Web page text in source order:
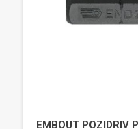
EMBOUT POZIDRIV